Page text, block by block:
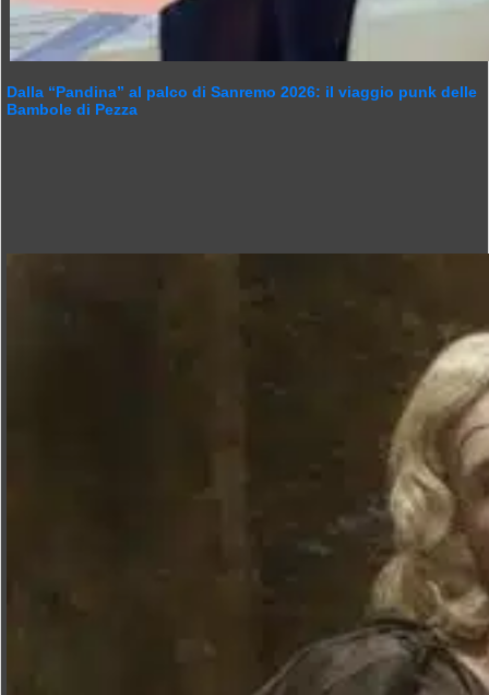
Dalla “Pandina” al palco di Sanremo 2026: il viaggio punk delle
Bambole di Pezza